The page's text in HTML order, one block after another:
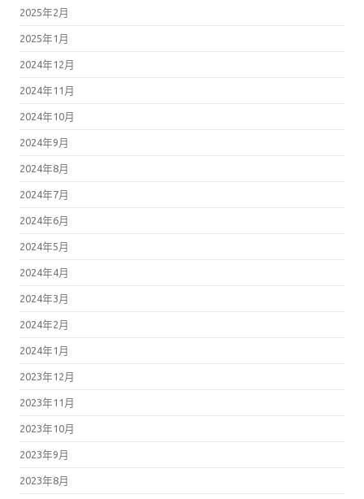
2025年2月
2025年1月
2024年12月
2024年11月
2024年10月
2024年9月
2024年8月
2024年7月
2024年6月
2024年5月
2024年4月
2024年3月
2024年2月
2024年1月
2023年12月
2023年11月
2023年10月
2023年9月
2023年8月